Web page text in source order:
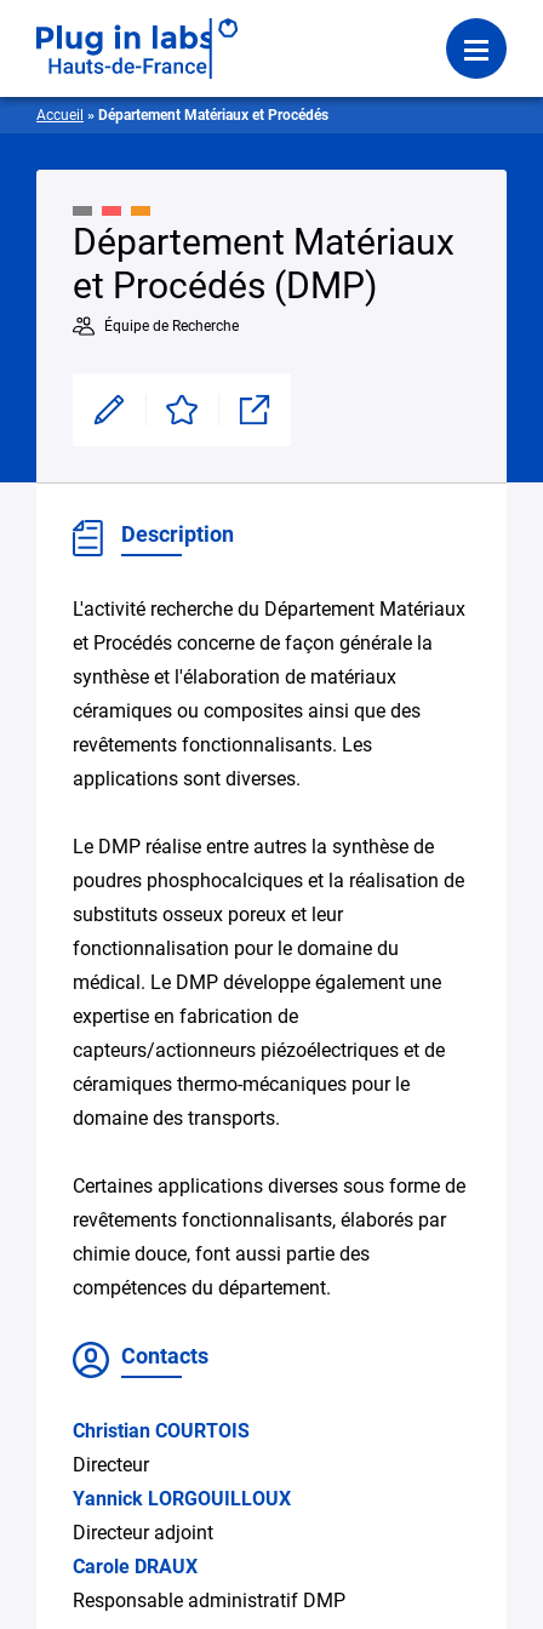
Menu
Accueil » Département Matériaux et Procédés
Département Matériaux
et Procédés (DMP)
Équipe de Recherche
Modifier Enregistrer Partager
Description
L'activité recherche du Département Matériaux
et Procédés concerne de façon générale la
synthèse et l'élaboration de matériaux
céramiques ou composites ainsi que des
revêtements fonctionnalisants. Les
applications sont diverses.
Le DMP réalise entre autres la synthèse de
poudres phosphocalciques et la réalisation de
substituts osseux poreux et leur
fonctionnalisation pour le domaine du
médical. Le DMP développe également une
expertise en fabrication de
capteurs/actionneurs piézoélectriques et de
céramiques thermo-mécaniques pour le
domaine des transports.
Certaines applications diverses sous forme de
revêtements fonctionnalisants, élaborés par
chimie douce, font aussi partie des
compétences du département.
Contacts
Christian COURTOIS
Directeur
Yannick LORGOUILLOUX
Directeur adjoint
Carole DRAUX
Responsable administratif DMP